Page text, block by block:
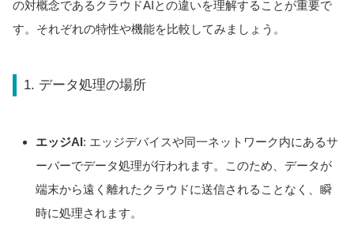
の対概念であるクラウドAIとの違いを理解することが重要で
す。それぞれの特性や機能を比較してみましょう。
1. データ処理の場所
エッジAI: エッジデバイスや同一ネットワーク内にあるサ
ーバーでデータ処理が行われます。このため、データが
端末から遠く離れたクラウドに送信されることなく、瞬
時に処理されます。